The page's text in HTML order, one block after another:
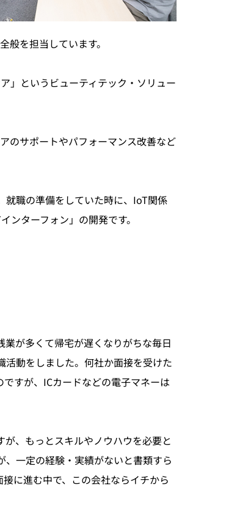
を担当しています。
」というビューティテック・ソリュー
のサポートやパフォーマンス改善など
就職の準備をしていた時に、IoT関係
ターフォン」の開発です。
が多くて帰宅が遅くなりがちな毎日
動をしました。何社か面接を受けた
すが、ICカードなどの電子マネーは
、もっとスキルやノウハウを必要と
一定の経験・実績がないと書類すら
に進む中で、この会社ならイチから